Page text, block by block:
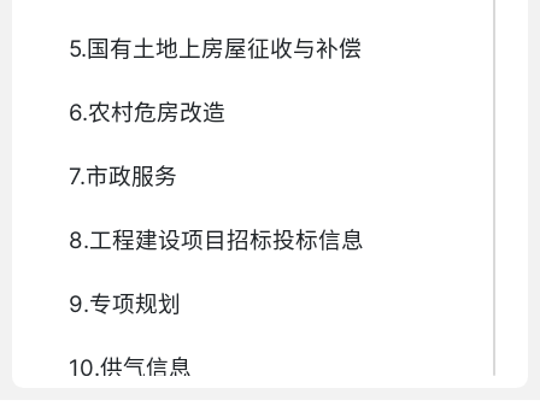
5.国有土地上房屋征收与补偿
6.农村危房改造
7.市政服务
8.工程建设项目招标投标信息
9.专项规划
10.供气信息